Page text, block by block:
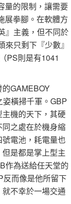
量的限制，讓需要
展拳腳。在軟體方
』主義，但不同於
只剩下『少數』
PS則是有1041
GAMEBOY
橫掃千軍。GBP
機的天下，其硬
之處在於機身縮
電池，耗電量也
是都是掌上型主
作為送給任天堂的
反而像是他所留下
不幸於一場交通